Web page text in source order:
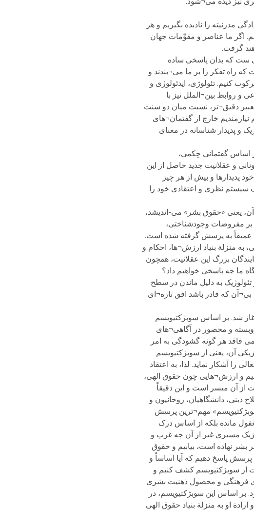
مدرنیته را نادیده بگیریم و هر
اگر ما عناصر و مقوِّمات جهان
گرفت.
ست که بدان پاسخی ساده
راه تفکر را بر ما می¬بندند و
کنیم. تئولوژی، ایدئولوژی و
روابط بین¬الملل نیز با
دقیق¬تر، نسبت میان دو سنت
نیازمندیم خارج از گفتمان¬های
و پدیدار شناسانه در معنای
اساس گفتمانی حِکمی،
و عقلانیت جدید حاصل از این
پدیدارها و بیش از هر چیز
سیستم نظری و اعتقادی خود را
یعنی «حقوق بشر» می-اندیشد،
بر مفروضات وجودشناختی،
عمیقاً به پرسش گرفته شده است.
منزلة بنیاد ارزش¬ها، احکام و
بزرگ این عقلانیت، همچون
ما چه پاسخی خواهیم داد؟
به دلیل ماندن در سطح
بی¬آن که قادر باشد افق تازه¬ای
شد. بر اساس سوبژکتیویسم
و محصور در آگاهی¬های
فاقد هر گونه گشودگی به امر
آن، یعنی از سوبژکتیویسم
را آشکار نماید. لذا، به اعتقاد
و ارزش¬هایی چون حقوق الهی،
آن میسر است و این دقیقاً
دانشگاهیان، روحانیون و
مهم¬ترین پرسش
مانده بلکه از اساس درک
مسیری غیر از آن چه غرب و
بشر نهاده است، بیابیم و حقوق
پاسخ دهیم که آیا اساساً و
از سوبژکتیویسم کشف کنیم و
فرهنگی و محصول ذهنیت بشری
بر اساس این سوبژکتیویسم، در
او به منزلة بنیاد حقوق الهی